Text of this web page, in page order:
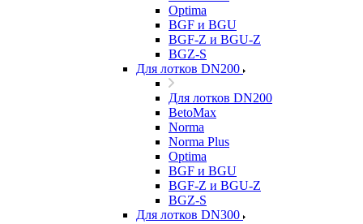
Optima
BGF и BGU
BGF-Z и BGU-Z
BGZ-S
Для лотков DN200
Для лотков DN200
BetoMax
Norma
Norma Plus
Optima
BGF и BGU
BGF-Z и BGU-Z
BGZ-S
Для лотков DN300